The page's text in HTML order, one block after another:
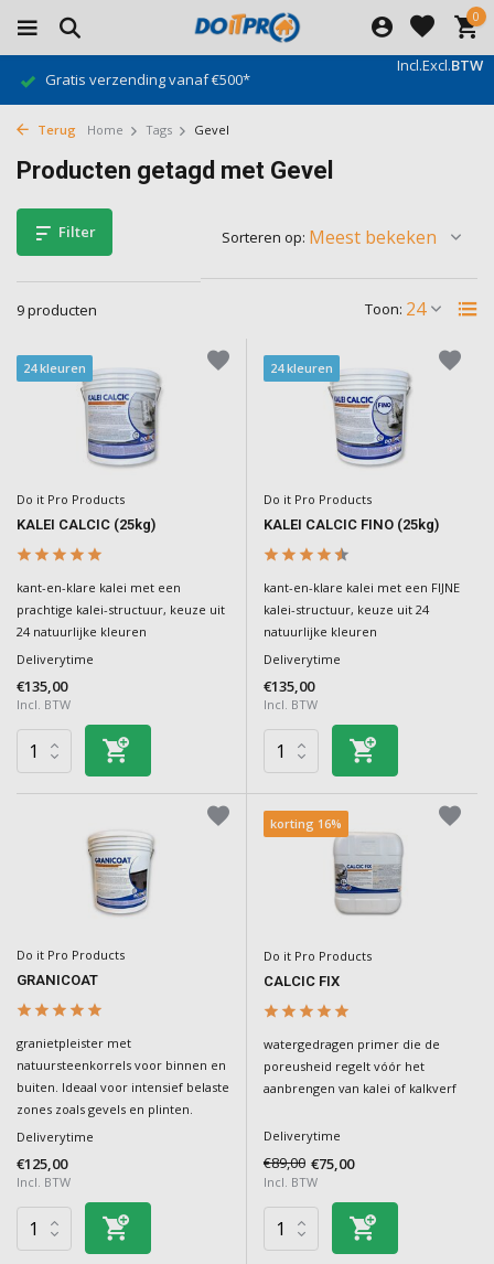
0
Incl.Excl.BTW
Gratis verzending vanaf €500*
Terug Home Tags Gevel
Producten getagd met Gevel
Filter
9 producten Toon:
Sorteren op:
24 kleuren
Do it Pro Products
KALEI CALCIC (25kg)
kant-en-klare kalei met een
prachtige kalei-structuur, keuze uit
24 natuurlijke kleuren
Deliverytime
€135,00
Incl. BTW
24 kleuren
Do it Pro Products
KALEI CALCIC FINO (25kg)
kant-en-klare kalei met een FIJNE
kalei-structuur, keuze uit 24
natuurlijke kleuren
Deliverytime
€135,00
Incl. BTW
Do it Pro Products
GRANICOAT
granietpleister met
natuursteenkorrels voor binnen en
buiten. Ideaal voor intensief belaste
zones zoals gevels en plinten.
Deliverytime
€125,00
Incl. BTW
korting 16%
Do it Pro Products
CALCIC FIX
watergedragen primer die de
poreusheid regelt vóór het
aanbrengen van kalei of kalkverf
Deliverytime
€89,00 €75,00
Incl. BTW